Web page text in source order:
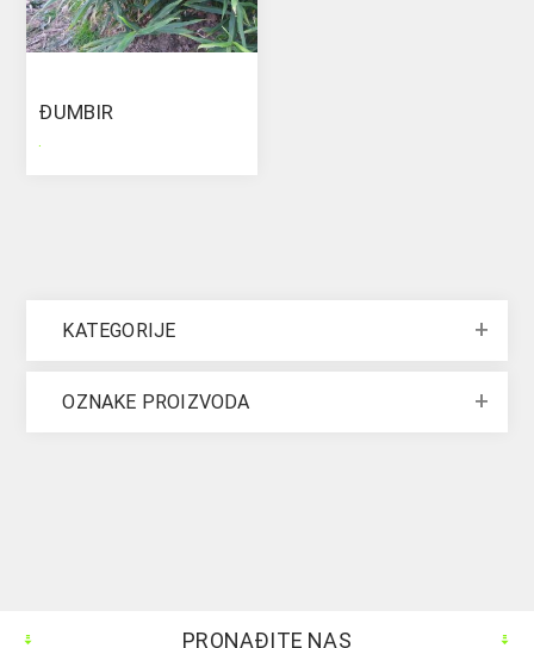
ĐUMBIR
.
KATEGORIJE
OZNAKE PROIZVODA
PRONAĐITE NAS